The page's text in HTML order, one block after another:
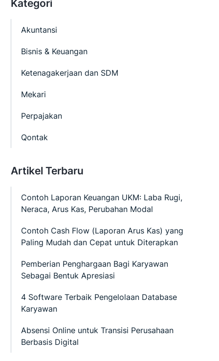
Kategori
Akuntansi
Bisnis & Keuangan
Ketenagakerjaan dan SDM
Mekari
Perpajakan
Qontak
Artikel Terbaru
Contoh Laporan Keuangan UKM: Laba Rugi,
Neraca, Arus Kas, Perubahan Modal
Contoh Cash Flow (Laporan Arus Kas) yang
Paling Mudah dan Cepat untuk Diterapkan
Pemberian Penghargaan Bagi Karyawan
Sebagai Bentuk Apresiasi
4 Software Terbaik Pengelolaan Database
Karyawan
Absensi Online untuk Transisi Perusahaan
Berbasis Digital